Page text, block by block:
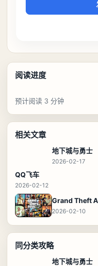
阅读进度
预计阅读 3 分钟
相关文章
地下城与勇士
2026-02-17
QQ飞车
2026-02-12
Grand Theft
2026-02-10
同分类攻略
地下城与勇士